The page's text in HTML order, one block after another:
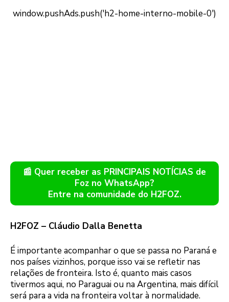
📰 Quer receber as PRINCIPAIS NOTÍCIAS de
Foz no WhatsApp?
Entre na comunidade do H2FOZ.
H2FOZ – Cláudio Dalla Benetta
É importante acompanhar o que se passa no Paraná e
nos países vizinhos, porque isso vai se refletir nas
relações de fronteira. Isto é, quanto mais casos
tivermos aqui, no Paraguai ou na Argentina, mais difícil
será para a vida na fronteira voltar à normalidade.